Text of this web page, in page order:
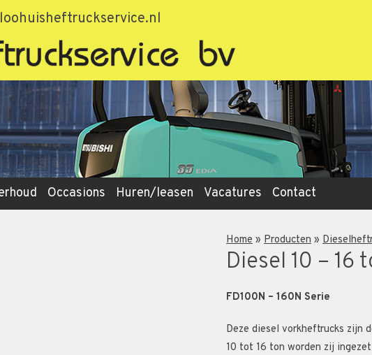
Occasions Huren/leasen Vacatures Contact
Home » Producten »
Diesel 10 – 16
FD100N – 160N Serie
Deze diesel vorkheftrucks zijn
10 tot 16 ton worden zij